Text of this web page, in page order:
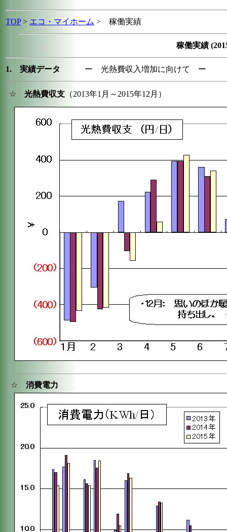
TOP> エコ・マイホーム > 稼働実績
稼働実績
1. 実績データ ー 光熱費収入増加に向けて ー
☆ 光熱費収支 （2013年1月～2015年12月）
☆ 消費電力